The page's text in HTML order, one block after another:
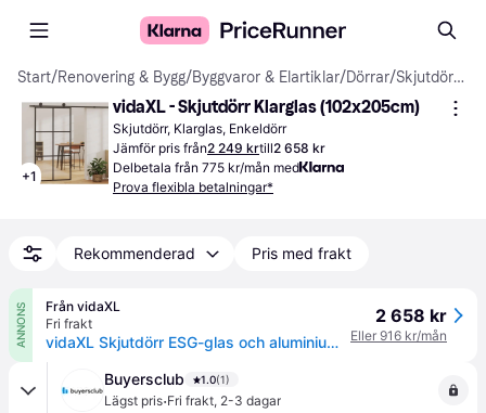
Start/Renovering & Bygg/Byggvaror & Elartiklar/Dörrar/ Skjutdörrar
+1
vidaXL - Skjutdörr Klarglas (102x205cm)
Skjutdörr, Klarglas, Enkeldörr
Jämför pris från2 249 krtill2 658 kr
Delbetala från 775 kr/mån med
Prova flexibla betalningar*
Rekommenderad Pris med frakt
ANNONS
Från vidaXL
Fri frakt
vidaXL Skjutdörr ESG-glas och aluminium 102x205 cm svart
2 658 kr
Eller 916 kr/mån
Buyersclub 1.0(1)
Lägst pris·Fri frakt, 2-3 dagar